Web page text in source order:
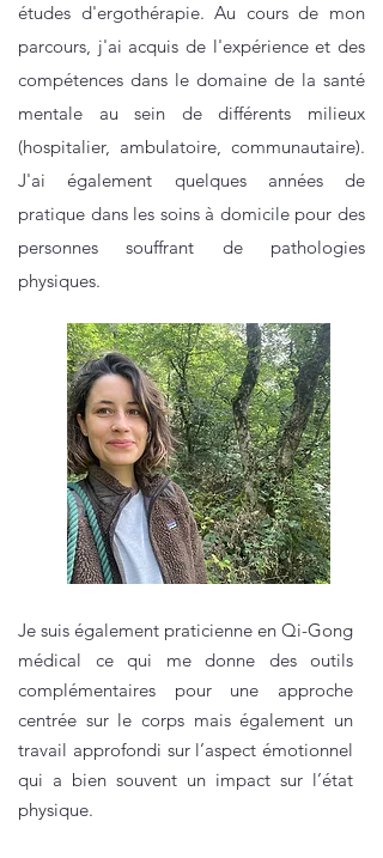
études d'ergothérapie. Au cours de mon
parcours, j'ai acquis de l'expérience et des
compétences dans le domaine de la santé
mentale au sein de différents milieux
(hospitalier, ambulatoire, communautaire).
J'ai également quelques années de
pratique dans les soins à domicile pour des
personnes souffrant de pathologies
physiques.
Je suis également praticienne en Qi-Gong
médical ce qui me donne des outils
complémentaires pour une approche
centrée sur le corps mais également un
travail approfondi sur l’aspect émotionnel
qui a bien souvent un impact sur l’état
physique.